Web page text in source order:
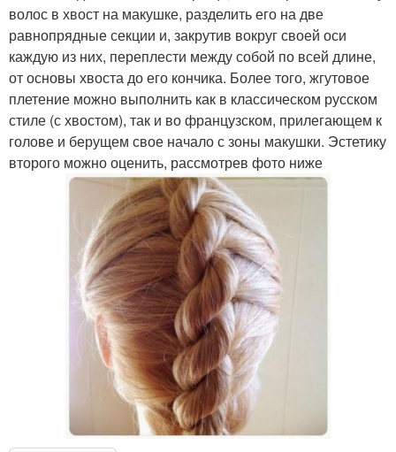
волос в хвост на макушке, разделить его на две
равнопрядные секции и, закрутив вокруг своей оси
каждую из них, переплести между собой по всей длине,
от основы хвоста до его кончика. Более того, жгутовое
плетение можно выполнить как в классическом русском
стиле (с хвостом), так и во французском, прилегающем к
голове и берущем свое начало с зоны макушки. Эстетику
второго можно оценить, рассмотрев фото ниже